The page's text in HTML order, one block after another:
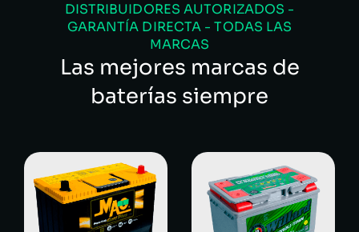
DISTRIBUIDORES AUTORIZADOS -
GARANTÍA DIRECTA - TODAS LAS
MARCAS
Las mejores marcas de
baterías siempre